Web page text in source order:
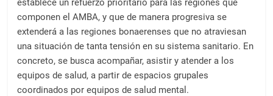
establece un refuerzo prioritario para las regiones que
componen el AMBA, y que de manera progresiva se
extenderá a las regiones bonaerenses que no atraviesan
una situación de tanta tensión en su sistema sanitario. En
concreto, se busca acompañar, asistir y atender a los
equipos de salud, a partir de espacios grupales
coordinados por equipos de salud mental.